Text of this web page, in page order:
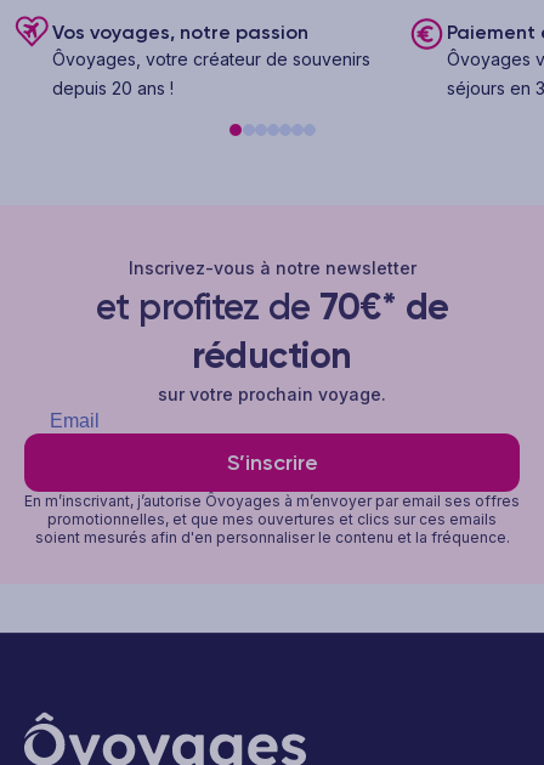
Vos voyages, notre passion
Ôvoyages, votre créateur de souvenirs
depuis 20 ans !
Paiement
Ôvoyages
séjours en
Inscrivez-vous à notre newsletter
et profitez de 70€* de
réduction
sur votre prochain voyage.
S’inscrire
En m’inscrivant, j’autorise Ôvoyages à m’envoyer par email ses offres
promotionnelles, et que mes ouvertures et clics sur ces emails
soient mesurés afin d'en personnaliser le contenu et la fréquence.